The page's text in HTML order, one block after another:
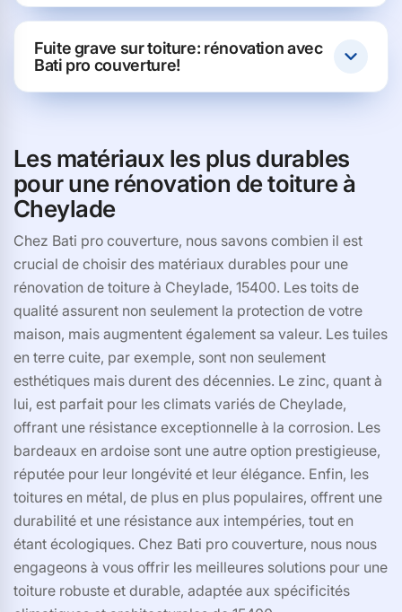
Fuite grave sur toiture: rénovation avec
Bati pro couverture!
Les matériaux les plus durables
pour une rénovation de toiture à
Cheylade
Chez Bati pro couverture, nous savons combien il est
crucial de choisir des matériaux durables pour une
rénovation de toiture à Cheylade, 15400. Les toits de
qualité assurent non seulement la protection de votre
maison, mais augmentent également sa valeur. Les tuiles
en terre cuite, par exemple, sont non seulement
esthétiques mais durent des décennies. Le zinc, quant à
lui, est parfait pour les climats variés de Cheylade,
offrant une résistance exceptionnelle à la corrosion. Les
bardeaux en ardoise sont une autre option prestigieuse,
réputée pour leur longévité et leur élégance. Enfin, les
toitures en métal, de plus en plus populaires, offrent une
durabilité et une résistance aux intempéries, tout en
étant écologiques. Chez Bati pro couverture, nous nous
engageons à vous offrir les meilleures solutions pour une
toiture robuste et durable, adaptée aux spécificités